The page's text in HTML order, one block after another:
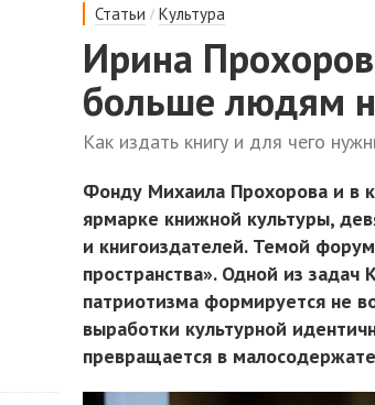
Статьи /Культура
Ирина
больше людям
Как издать книгу и для чего
Фонду Михаила Прохорова и в
ярмарке книжной культуры,
и книгоиздателей. Темой
пространства». Одной из
патриотизма формируется не
выработки культурной
превращается в